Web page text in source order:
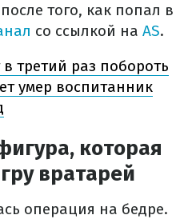
того, как попал в
со ссылкой на AS.
в третий раз побороть
умер воспитанник
которая
вратарей
операция на бедре.